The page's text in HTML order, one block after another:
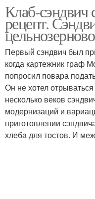
Сэндвич с яичницей
Сэндвич с красной
Сэндвич с бананами
Клаб-сэндвич
рецепт.
Первый сэндвич был
когда картежник граф
попросил повара
Он не хотел
несколько веков
модернизаций и
приготовлении
хлеба для тостов. И